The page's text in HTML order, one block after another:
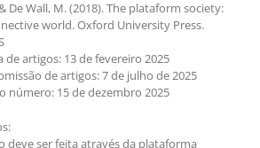
De Wall, M. (2018). The plataform society:
world. Oxford University Press.
artigos: 13 de fevereiro 2025
de artigos: 7 de julho de 2025
número: 15 de dezembro 2025
deve ser feita através da plataforma